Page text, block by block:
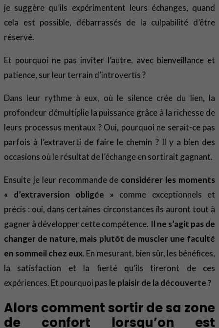
je suggère qu’ils expérimentent leurs échanges, quand
cela est possible, débarrassés de la culpabilité d’être
réservé.
Et pourquoi ne pas inviter l’autre, avec bienveillance et
patience, sur leur terrain d’introvertis ?
Dans leur rythme à eux, où le silence crée du lien, la
profondeur démultiplie la puissance grâce à la richesse de
leurs processus mentaux ? Oui, pourquoi ne serait-ce pas
parfois à l’extraverti de faire le chemin ? Il y a bien des
occasions où le résultat de l’échange en sortirait gagnant.
Ensuite je leur recommande de considérer les moments
« d’extraversion obligée » comme exceptionnels et
précis : oui, dans certaines circonstances ils auront tout à
gagner à développer cette compétence. Il ne s’agit pas de
changer de nature, mais plutôt de muscler une faculté
en sommeil chez eux. En mesurant, bien sûr, les bénéfices,
la satisfaction et la fierté qu’ils tireront de ces
expériences. Et pourquoi pas le plaisir de la découverte ?
Alors comment sortir de sa zone
de confort lorsqu’on est